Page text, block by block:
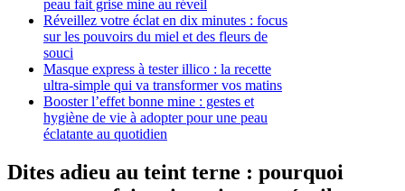
peau fait grise mine au réveil
Réveillez votre éclat en dix minutes : focus
sur les pouvoirs du miel et des fleurs de
souci
Masque express à tester illico : la recette
ultra-simple qui va transformer vos matins
Booster l’effet bonne mine : gestes et
hygiène de vie à adopter pour une peau
éclatante au quotidien
Dites adieu au teint terne : pourquoi